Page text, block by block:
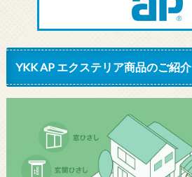
YKK AP エクステリア商品のご紹介